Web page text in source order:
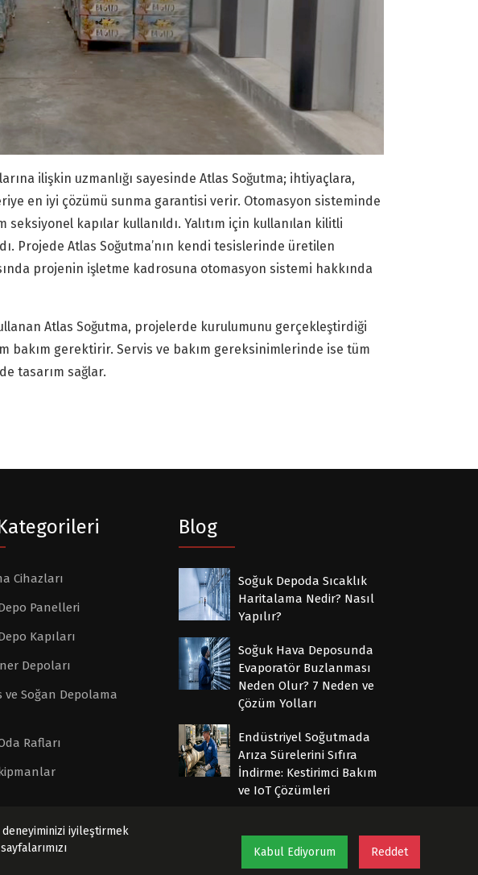
ilişkin uzmanlığı sayesinde Atlas Soğutma; ihtiyaçlara,
en iyi çözümü sunma garantisi verir. Otomasyon sisteminde
kapılar kullanıldı. Yalıtım için kullanılan kilitli
Projede Atlas Soğutma’nın kendi tesislerinde üretilen
projenin işletme kadrosuna otomasyon sistemi hakkında
Atlas Soğutma, projelerde kurulumunu gerçekleştirdiği
bakım gerektirir. Servis ve bakım gereksinimlerinde ise tüm
tasarım sağlar.
Cihazları
Panelleri
Kapıları
Depoları
ve Soğan Depolama
Rafları
Blog
Soğuk Depoda Sıcaklık
Haritalama Nedir? Nasıl
Yapılır?
Soğuk Hava Deposunda
Evaporatör Buzlanması
Neden Olur? 7 Neden ve
Çözüm Yolları
Endüstriyel Soğutmada
Arıza Sürelerini Sıfıra
İndirme: Kestirimci Bakım
ve IoT Çözümleri
iyileştirmek
sayfalarımızı
Kabul Ediyorum Reddet